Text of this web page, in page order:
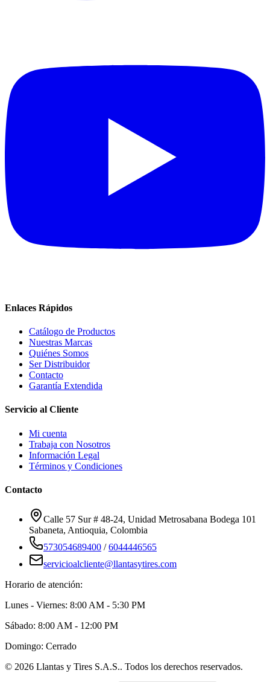
Enlaces Rápidos
Catálogo de Productos
Nuestras Marcas
Quiénes Somos
Ser Distribuidor
Contacto
Garantía Extendida
Servicio al Cliente
Mi cuenta
Trabaja con Nosotros
Información Legal
Términos y Condiciones
Contacto
Calle 57 Sur # 48-24, Unidad Metrosabana Bodega 101
Sabaneta, Antioquia, Colombia
573054689400 /6044446565
servicioalcliente@llantasytires.com
Horario de atención:
Lunes - Viernes: 8:00 AM - 5:30 PM
Sábado: 8:00 AM - 12:00 PM
Domingo: Cerrado
© 2026 Llantas y Tires S.A.S.. Todos los derechos reservados.